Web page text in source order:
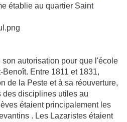
établie au quartier Saint
autorisation pour que l'école
Entre 1811 et 1831,
de la Peste et à sa réouverture,
des disciplines utiles au
étaient principalement les
. Les Lazaristes étaient